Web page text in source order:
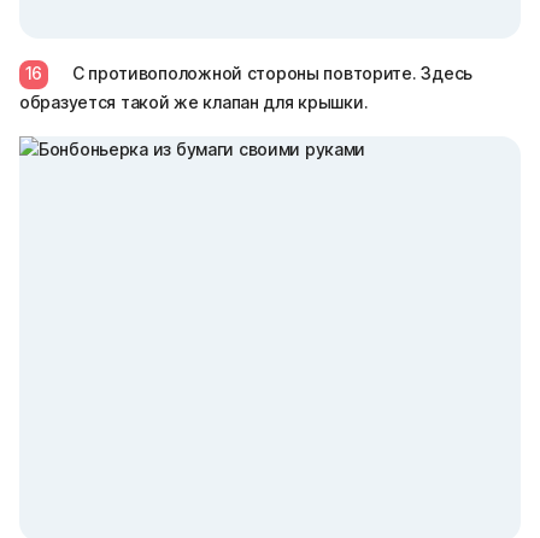
16
С противоположной стороны повторите. Здесь
образуется такой же клапан для крышки.